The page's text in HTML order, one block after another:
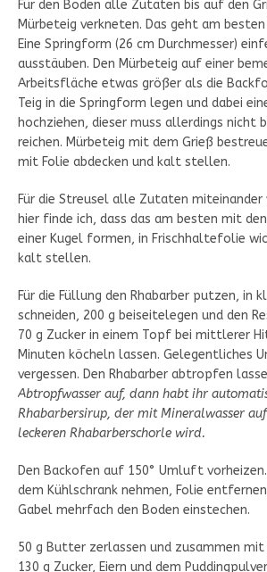
Für den Boden alle Zutaten bis auf den
Mürbeteig verkneten. Das geht am
Eine Springform (26 cm Durchmesser)
ausstäuben. Den Mürbeteig auf einer
Arbeitsfläche etwas größer als die
Teig in die Springform legen und dabei
hochziehen, dieser muss allerdings nicht
reichen. Mürbeteig mit dem Grieß
mit Folie abdecken und kalt stellen.
Für die Streusel alle Zutaten miteinander
hier finde ich, dass das am besten mit
einer Kugel formen, in Frischhaltefolie
kalt stellen.
Für die Füllung den Rhabarber putzen, in
schneiden, 200 g beiseitelegen und den
70 g Zucker in einem Topf bei mittlerer
Minuten köcheln lassen. Gelegentliches
vergessen. Den Rhabarber abtropfen
Abtropfwasser auf, dann habt ihr
Rhabarbersirup, der mit Mineralwasser
leckeren Rhabarberschorle wird.
Den Backofen auf 150° Umluft
dem Kühlschrank nehmen, Folie
Gabel mehrfach den Boden einstechen.
50 g Butter zerlassen und zusammen mit
130 g Zucker, Eiern und dem